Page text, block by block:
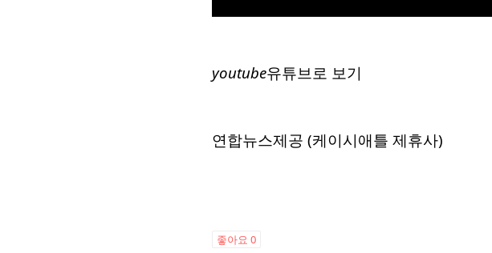
youtube유튜브로 보기
연합뉴스제공 (케이시애틀 제휴사)
좋아요 0